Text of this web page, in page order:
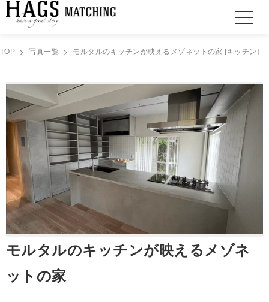
TOP 写真一覧 モルタルのキッチンが映えるメゾネットの家 [キッチン]
モルタルのキッチンが映えるメゾネ
ットの家